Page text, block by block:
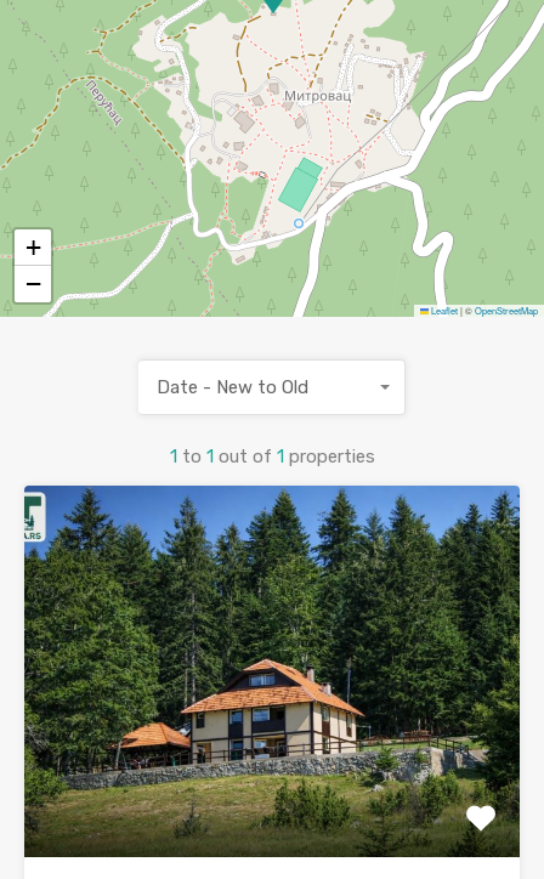
+
−
Leaflet|©OpenStreetMap
1 to 1 out of 1 properties
Date - New to Old